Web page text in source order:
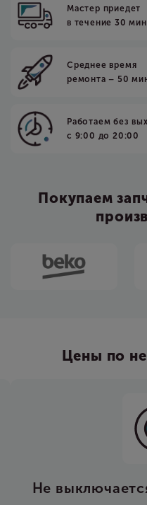
Мастер приедет
в течение 30
Среднее время
ремонта – 50
Работаем без
с 9:00 до 20:00
Покупаем
Цены по
отключается